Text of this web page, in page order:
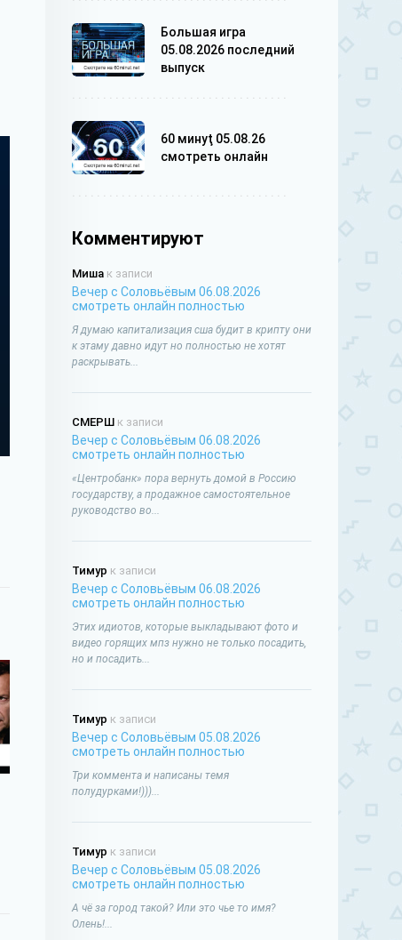
Большая игра
05.08.2026 последний
выпуск
60 минуţ 05.08.26
смотреть онлайн
Комментируют
Миша к записи
Вечер с Соловьёвым 06.08.2026
смотреть онлайн полностью
Я думаю капитализация сша будит в крипту они
к этаму давно идут но полностью не хотят
раскрывать...
СМЕРШ к записи
Вечер с Соловьёвым 06.08.2026
смотреть онлайн полностью
«Центробанк» пора вернуть домой в Россию
государству, а продажное самостоятельное
руководство во...
Тимур к записи
Вечер с Соловьёвым 06.08.2026
смотреть онлайн полностью
Этих идиотов, которые выкладывают фото и
видео горящих мпз нужно не только посадить,
но и посадить...
Тимур к записи
Вечер с Соловьёвым 05.08.2026
смотреть онлайн полностью
Три коммента и написаны темя
полудурками!)))...
Тимур к записи
Вечер с Соловьёвым 05.08.2026
смотреть онлайн полностью
А чё за город такой? Или это чье то имя?
Олень!...